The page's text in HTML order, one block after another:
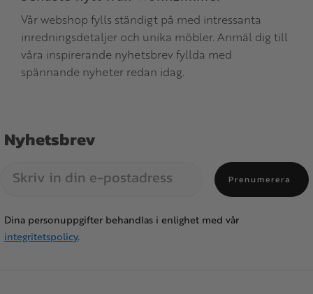
Vår webshop fylls ständigt på med intressanta
inredningsdetaljer och unika möbler. Anmäl dig till
våra inspirerande nyhetsbrev fyllda med
spännande nyheter redan idag.
Nyhetsbrev
Prenumerera
Dina personuppgifter behandlas i enlighet med vår
integritetspolicy.